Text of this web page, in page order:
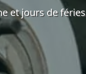
et jours de féries